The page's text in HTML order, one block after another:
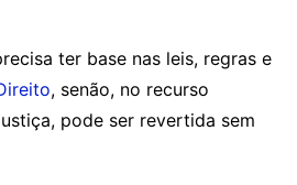
ter base nas leis, regras e
, senão, no recurso
pode ser revertida sem